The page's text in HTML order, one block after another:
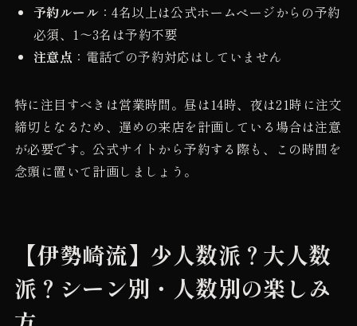
予約ルール ：4名以上は公式ホームページからの予約
必須、1〜3名は予約不要
注意点 ：電話での予約対応はしていません
特に注目すべきは営業時間。昼は14時、夜は21時に注文
締切となるため、遅めの来店を計画している場合は注意
が必要です。公式サイトから予約する際も、この時間を
念頭に置いて計画しましょう。
【伊勢崎流】少人数派？大人数
派？シーン別・人数別の楽しみ